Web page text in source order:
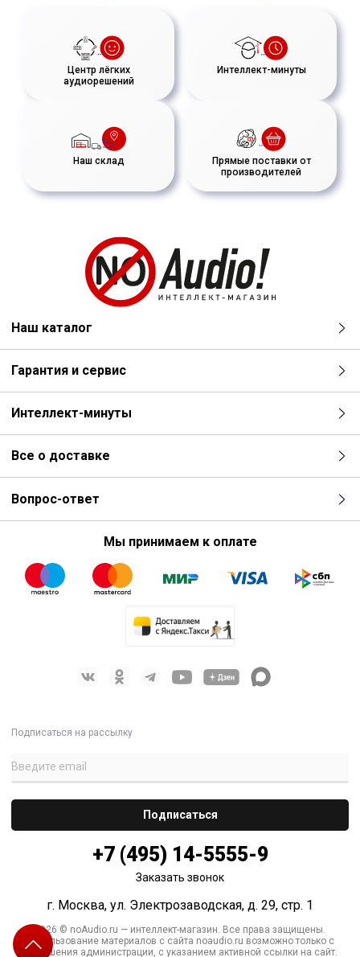
Центр лёгких
аудиорешений
Интеллект-минуты
Наш склад
Прямые поставки от
производителей
Наш каталог
Гарантия и сервис
Интеллект-минуты
Все о доставке
Вопрос-ответ
Мы принимаем к оплате
Подписаться на рассылку
+7 (495) 14-5555-9
Заказать звонок
г. Москва, ул. Электрозаводская, д. 29, стр. 1
2026 © noAudio.ru — интеллект-магазин. Все права защищены.
Использование материалов с сайта noaudio.ru возможно только с
разрешения администрации, с указанием активной ссылки на сайт.